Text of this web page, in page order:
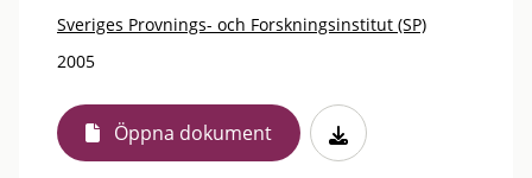
Sveriges Provnings- och Forskningsinstitut (SP)
2005
Öppna dokument